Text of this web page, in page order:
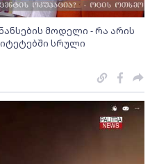
მოდელი - რა არის
სრული